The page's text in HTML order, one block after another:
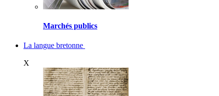
Marchés publics
La langue bretonne
X